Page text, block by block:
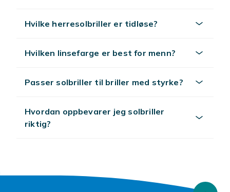
Semote
Hvilke herresolbriller er tidløse?
Hvilken linsefarge er best for menn?
Passer solbriller til briller med styrke?
Hvordan oppbevarer jeg solbriller
riktig?